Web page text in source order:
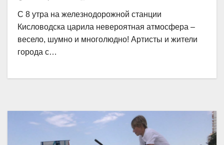
С 8 утра на железнодорожной станции
Кисловодска царила невероятная атмосфера –
весело, шумно и многолюдно! Артисты и жители
города с…